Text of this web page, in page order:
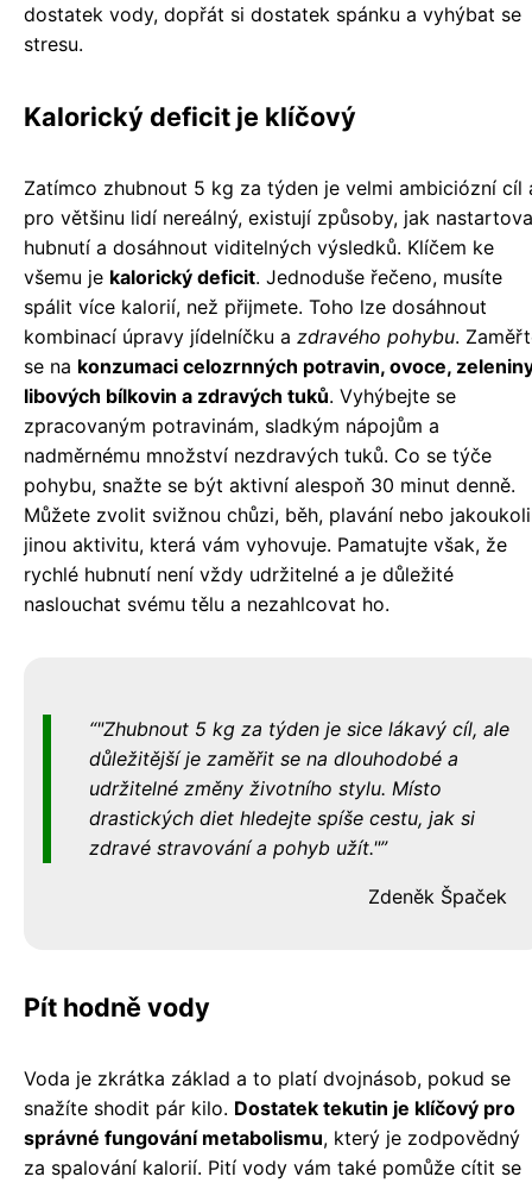
dostatek vody, dopřát si dostatek spánku a vyhýbat se
stresu.
Kalorický deficit je klíčový
Zatímco zhubnout 5 kg za týden je velmi ambiciózní cíl
pro většinu lidí nereálný, existují způsoby, jak
hubnutí a dosáhnout viditelných výsledků. Klíčem ke
všemu je kalorický deficit. Jednoduše řečeno, musíte
spálit více kalorií, než přijmete. Toho lze dosáhnout
kombinací úpravy jídelníčku a zdravého pohybu.
se na konzumaci celozrnných potravin, ovoce,
libových bílkovin a zdravých tuků. Vyhýbejte se
zpracovaným potravinám, sladkým nápojům a
nadměrnému množství nezdravých tuků. Co se týče
pohybu, snažte se být aktivní alespoň 30 minut denně.
Můžete zvolit svižnou chůzi, běh, plavání nebo jakoukoli
jinou aktivitu, která vám vyhovuje. Pamatujte však, že
rychlé hubnutí není vždy udržitelné a je důležité
naslouchat svému tělu a nezahlcovat ho.
"Zhubnout 5 kg za týden je sice lákavý cíl, ale
důležitější je zaměřit se na dlouhodobé a
udržitelné změny životního stylu. Místo
drastických diet hledejte spíše cestu, jak si
zdravé stravování a pohyb užít."
Zdeněk Špaček
Pít hodně vody
Voda je zkrátka základ a to platí dvojnásob, pokud se
snažíte shodit pár kilo. Dostatek tekutin je klíčový pro
správné fungování metabolismu, který je zodpovědný
za spalování kalorií. Pití vody vám také pomůže cítit se